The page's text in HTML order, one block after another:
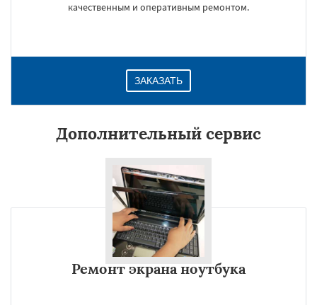
качественным и оперативным ремонтом.
ЗАКАЗАТЬ
Дополнительный сервис
Ремонт экрана ноутбука